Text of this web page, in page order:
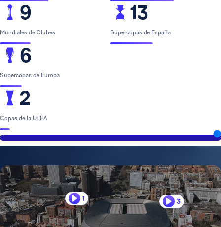
9
Mundiales de Clubes
6
Supercopas de Europa
2
Copas de la UEFA
13
Supercopas de España
1 3